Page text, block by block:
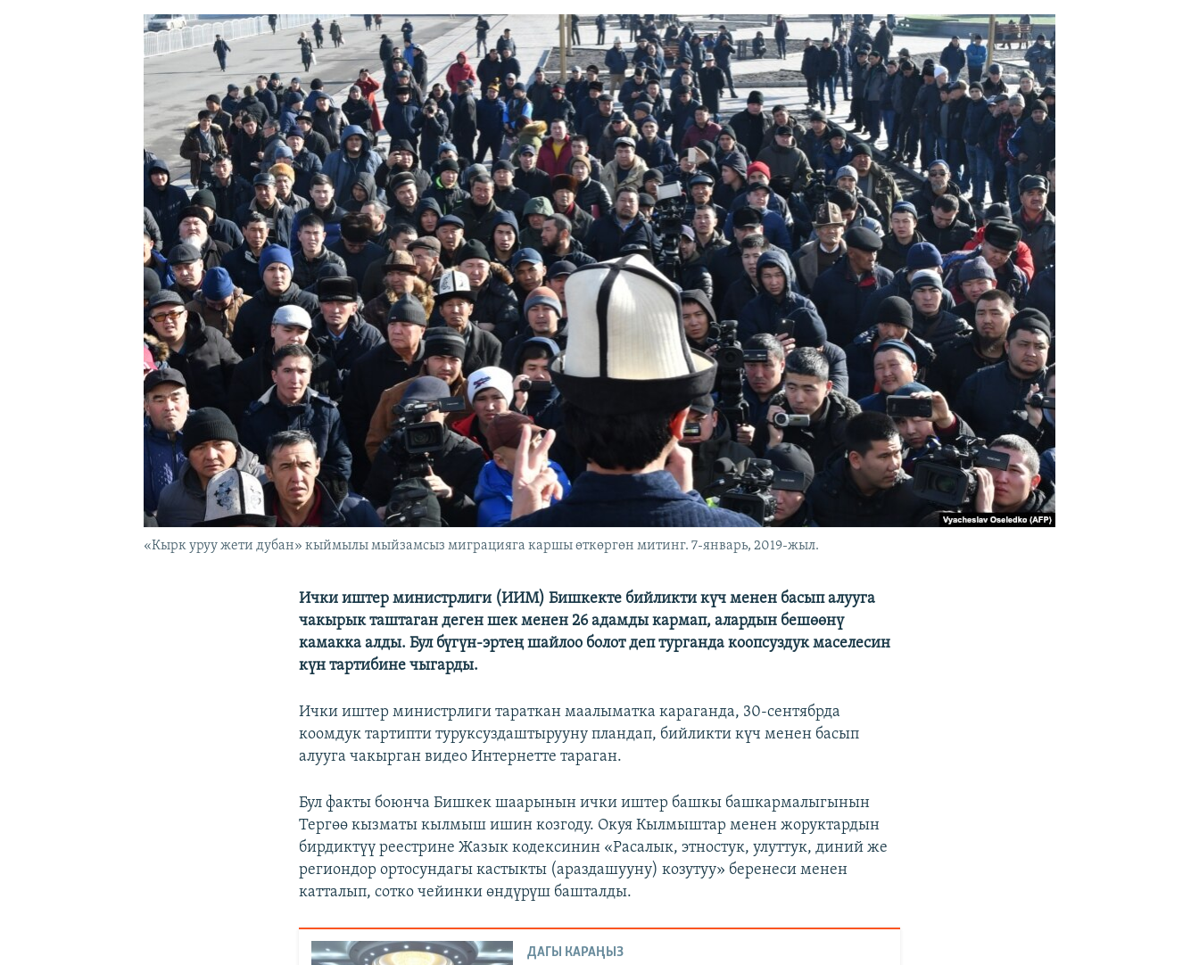
ЫҢГАЙСЫЗ СУРООЛОР
«Кырк уруу жети дубан» кыймылы мыйзамсыз миграцияга каршы өткөргөн митинг. 7-январь, 2019-жыл.
Ички иштер министрлиги (ИИМ) Бишкекте бийликти күч менен басып алууга
чакырык таштаган деген шек менен 26 адамды кармап, алардын бешөөнү
камакка алды. Бул бүгүн-эртең шайлоо болот деп турганда коопсуздук маселесин
күн тартибине чыгарды.
Ички иштер министрлиги тараткан маалыматка караганда, 30-сентябрда
коомдук тартипти туруксуздаштырууну пландап, бийликти күч менен басып
алууга чакырган видео Интернетте тараган.
Бул факты боюнча Бишкек шаарынын ички иштер башкы башкармалыгынын
Тергөө кызматы кылмыш ишин козгоду. Окуя Кылмыштар менен жоруктардын
бирдиктүү реестрине Жазык кодексинин «Расалык, этностук, улуттук, диний же
региондор ортосундагы кастыкты (араздашууну) козутуу» беренеси менен
катталып, сотко чейинки өндүрүш башталды.
ДАГЫ КАРАҢЫЗ